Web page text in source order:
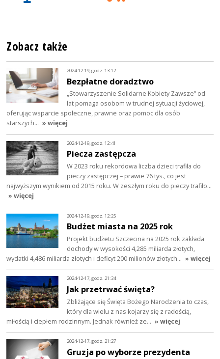
Zobacz także
2024-12-19, godz. 13:12
Bezpłatne doradztwo
„Stowarzyszenie Solidarne Kobiety Zawsze” od
lat pomaga osobom w trudnej sytuacji życiowej,
oferując wsparcie społeczne, prawne oraz pomoc dla osób
starszych… » więcej
2024-12-19, godz. 12:41
Piecza zastępcza
W 2023 roku rekordowa liczba dzieci trafiła do
pieczy zastępczej – prawie 76 tys., co jest
najwyższym wynikiem od 2015 roku. W zeszłym roku do pieczy trafiło…
» więcej
2024-12-19, godz. 12:25
Budżet miasta na 2025 rok
Projekt budżetu Szczecina na 2025 rok zakłada
dochody w wysokości 4,285 miliarda złotych,
wydatki 4,486 miliarda złotych i deficyt 200 milionów złotych… » więcej
2024-12-17, godz. 21:34
Jak przetrwać święta?
Zbliżające się Święta Bożego Narodzenia to czas,
który dla wielu z nas kojarzy się z radością,
miłością i ciepłem rodzinnym. Jednak również ze… » więcej
2024-12-17, godz. 21:27
Gruzja po wyborze prezydenta